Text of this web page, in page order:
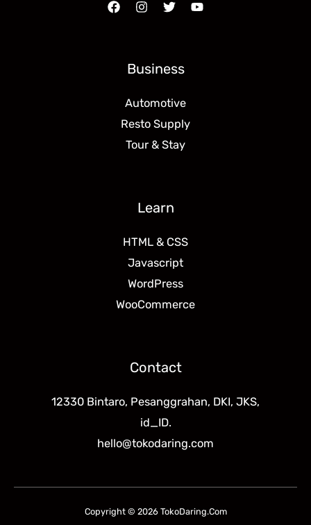
Business
Automotive
Resto Supply
Tour & Stay
Learn
HTML & CSS
Javascript
WordPress
WooCommerce
Contact
12330 Bintaro, Pesanggrahan, DKI, JKS,
id_ID.
hello@tokodaring.com
Copyright © 2026 TokoDaring.Com